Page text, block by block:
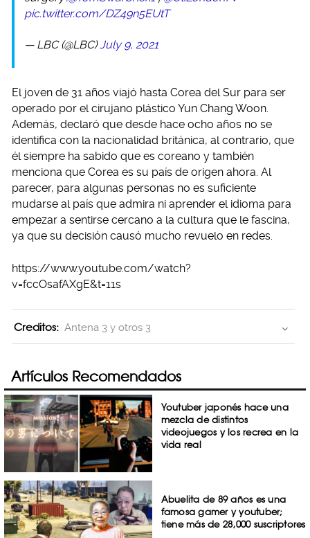
pic.twitter.com/DZ49n5EUtT
— LBC (@LBC)July 9, 2021
El joven de 31 años viajó hasta Corea del Sur para ser
operado por el cirujano plástico Yun Chang Woon.
Además, declaró que desde hace ocho años no se
identifica con la nacionalidad británica, al contrario, que
él siempre ha sabido que es coreano y también
menciona que Corea es su país de origen ahora. Al
parecer, para algunas personas no es suficiente
mudarse al país que admira ni aprender el idioma para
empezar a sentirse cercano a la cultura que le fascina,
ya que su decisión causó mucho revuelo en redes.
https://www.youtube.com/watch?
v=fccOsafAXgE&t=11s
Creditos: Antena 3 y otros 3
Artículos Recomendados
Youtuber japonés hace una
mezcla de distintos
videojuegos y los recrea en la
vida real
Abuelita de 89 años es una
famosa gamer y youtuber;
tiene más de 28,000 suscriptores